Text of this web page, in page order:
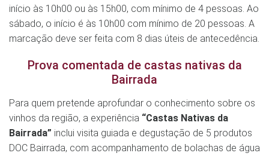
início às 10h00 ou às 15h00, com mínimo de 4 pessoas. Ao
sábado, o início é às 10h00 com mínimo de 20 pessoas. A
marcação deve ser feita com 8 dias úteis de antecedência.
Prova comentada de castas nativas da
Bairrada
Para quem pretende aprofundar o conhecimento sobre os
vinhos da região, a experiência “Castas Nativas da
Bairrada” inclui visita guiada e degustação de 5 produtos
DOC Bairrada, com acompanhamento de bolachas de água